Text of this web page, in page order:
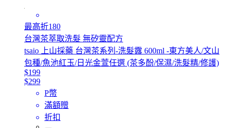
最高折180
台灣茶萃取洗髮 無矽靈配方
tsaio 上山採藥 台灣茶系列-洗髮露 600ml -東方美人/文山
包種/魚池紅玉/日光金萱任選 (茶多酚/保濕/洗髮精/修護)
$199
$299
P幣
滿額贈
折扣